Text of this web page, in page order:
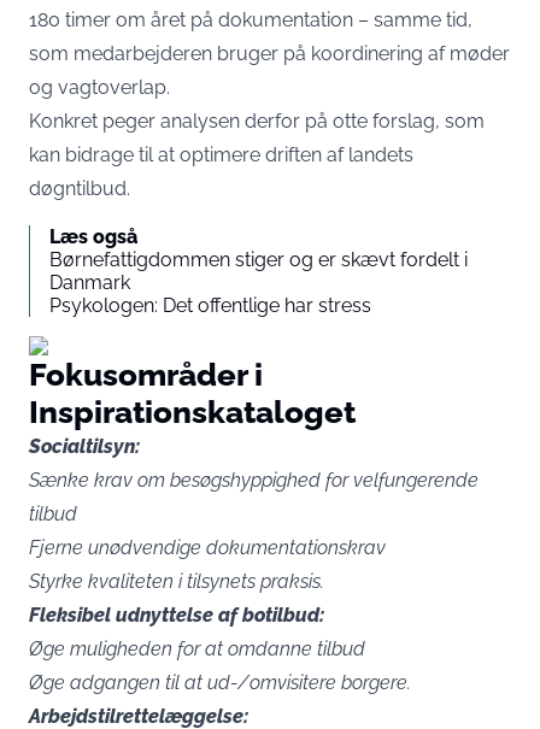
180 timer om året på dokumentation – samme tid,
som medarbejderen bruger på koordinering af møder
og vagtoverlap.
Konkret peger analysen derfor på otte forslag, som
kan bidrage til at optimere driften af landets
døgntilbud.
Læs også
Børnefattigdommen stiger og er skævt fordelt i
Danmark
Psykologen: Det offentlige har stress
Fokusområder i
Inspirationskataloget
Socialtilsyn:
Sænke krav om besøgshyppighed for velfungerende
tilbud
Fjerne unødvendige dokumentationskrav
Styrke kvaliteten i tilsynets praksis.
Fleksibel udnyttelse af botilbud:
Øge muligheden for at omdanne tilbud
Øge adgangen til at ud-/omvisitere borgere.
Arbejdstilrettelæggelse: